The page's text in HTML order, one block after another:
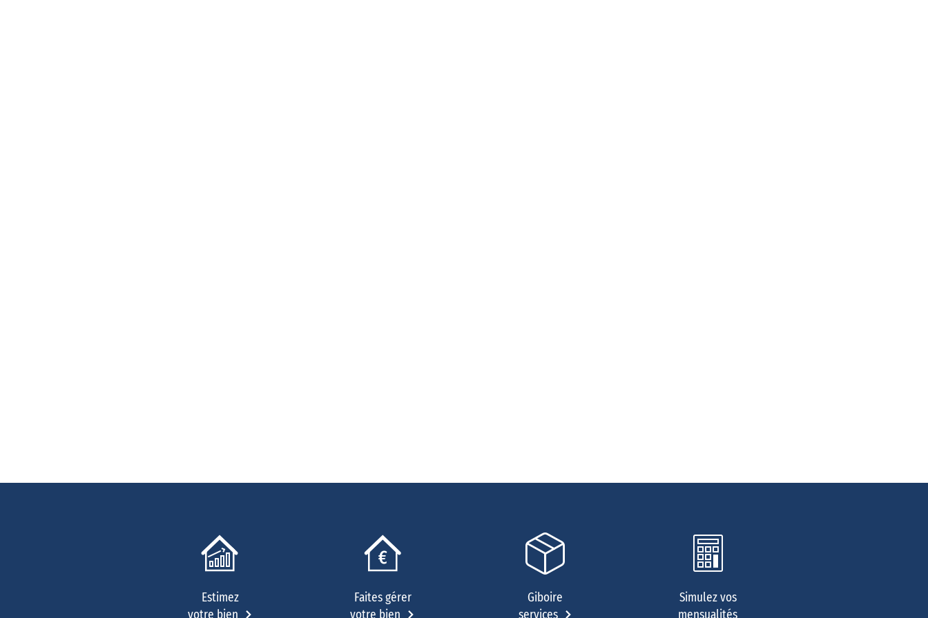
Estimez
votre bien
Faites gérer
votre bien
Giboire
services
Simulez vos
mensualités